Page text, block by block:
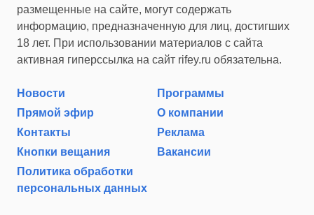
размещенные на сайте, могут содержать
информацию, предназначенную для лиц, достигших
18 лет. При использовании материалов с сайта
активная гиперссылка на сайт rifey.ru обязательна.
Новости
Программы
Прямой эфир
О компании
Контакты
Реклама
Кнопки вещания
Вакансии
Политика обработки
персональных данных